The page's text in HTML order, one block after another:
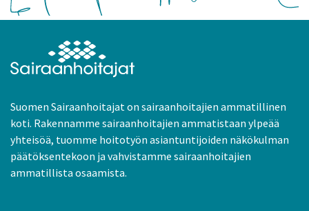
Suomen Sairaanhoitajat on sairaanhoitajien ammatillinen
koti. Rakennamme sairaanhoitajien ammatistaan ylpeää
yhteisöä, tuomme hoitotyön asiantuntijoiden näkökulman
päätöksentekoon ja vahvistamme sairaanhoitajien
ammatillista osaamista.